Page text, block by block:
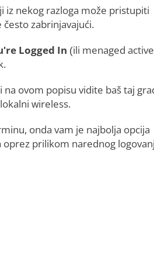
iz nekog razloga može pristupiti
zabrinjavajući.
Logged In (ili menaged active
ovom popisu vidite baš taj
wireless.
onda vam je najbolja opcija
prilikom narednog